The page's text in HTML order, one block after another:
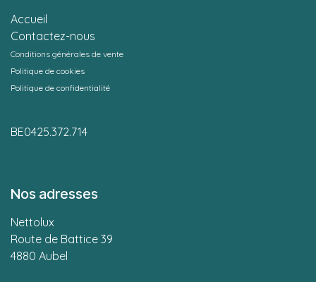
Accueil
Contactez-nous
Conditions générales de vente
Politique de cookies
Politique de confidentialité
BE0425.372.714
Nos adresses
Nettolux
Route de Battice 39
4880 Aubel